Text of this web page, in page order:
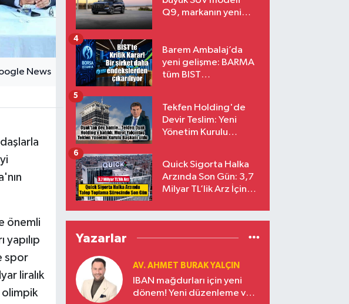
önemli
spor
liralık
olimpik
Q9, markanın yeni
Barem Ambalaj’da
yeni gelişme: BARMA
tüm BIST
4
Tekfen Holding'de
Devir Teslim: Yeni
Yönetim Kurulu
5
Quick Sigorta Halka
Arzında Son Gün: 3,7
Milyar TL’lik Arz İçin
Eriyor
6
Yazarlar
AV. AHMET BURAK YALÇIN
IBAN mağdurları için yeni
dönem! Yeni düzenleme ve